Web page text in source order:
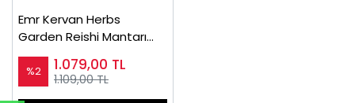
Emr Kervan Herbs
Garden Reishi Mantarı
Ekstraktı Içeren Karışık Sıvı
Takviye Edici Gıda 250ml
Akciğer Dostu
%2 1.079,00 TL
1.109,00 TL